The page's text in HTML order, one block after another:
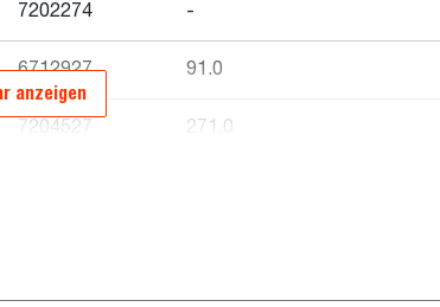
7202274 -
6712927 91.0
7204527 271.0
84527.1 341.0
anzeigen